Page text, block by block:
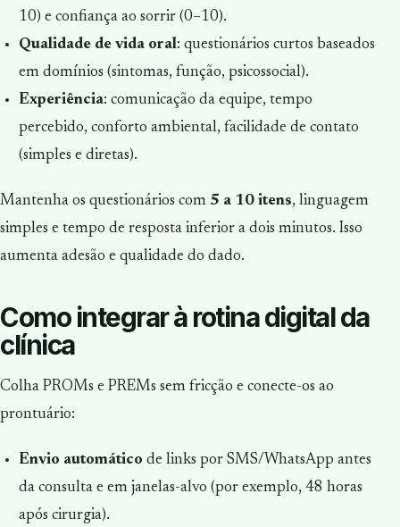
10) e confiança ao sorrir (0–10).
Qualidade de vida oral: questionários curtos baseados
em domínios (sintomas, função, psicossocial).
Experiência: comunicação da equipe, tempo
percebido, conforto ambiental, facilidade de contato
(simples e diretas).
Mantenha os questionários com 5 a 10 itens, linguagem
simples e tempo de resposta inferior a dois minutos. Isso
aumenta adesão e qualidade do dado.
Como integrar à rotina digital da
clínica
Colha PROMs e PREMs sem fricção e conecte-os ao
prontuário:
Envio automático de links por SMS/WhatsApp antes
da consulta e em janelas-alvo (por exemplo, 48 horas
após cirurgia).